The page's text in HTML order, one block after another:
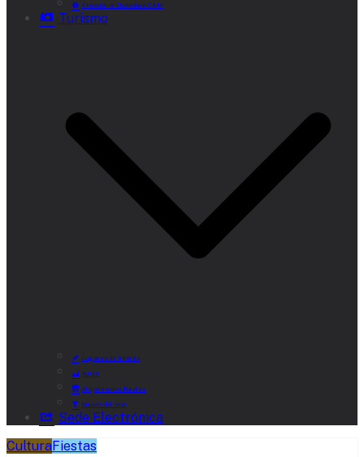
Atención al Ciudadano CAM
Turismo
Lugares de Interés
Rutas
Alojamientos Rurales
Museo del Vino
Sede Electrónica
CulturaFiestas